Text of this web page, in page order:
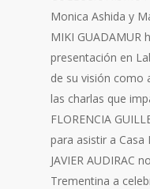
Monica Ashida y
MIKI GUADAMUR
presentación en
de su visión como
las charlas que
FLORENCIA
para asistir a Casa
JAVIER AUDIRAC
Trementina a